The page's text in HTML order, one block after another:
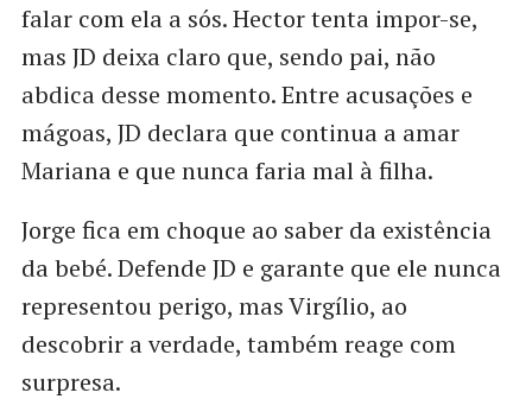
falar com ela a sós. Hector tenta impor-se,
mas JD deixa claro que, sendo pai, não
abdica desse momento. Entre acusações e
mágoas, JD declara que continua a amar
Mariana e que nunca faria mal à filha.
Jorge fica em choque ao saber da existência
da bebé. Defende JD e garante que ele nunca
representou perigo, mas Virgílio, ao
descobrir a verdade, também reage com
surpresa.